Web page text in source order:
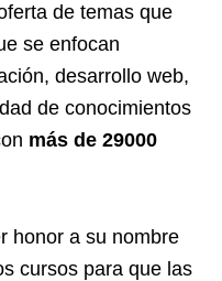
de temas que
se enfocan
desarrollo web,
de conocimientos
más de 29000
honor a su nombre
cursos para que las